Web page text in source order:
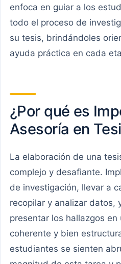
enfoca en guiar a los
todo el proceso de
su tesis, brindándoles
ayuda práctica en cada
¿Por qué es
Asesoría en
La elaboración de una
complejo y desafiante.
de investigación, llevar a
recopilar y analizar datos,
presentar los hallazgos
coherente y bien
estudiantes se sienten